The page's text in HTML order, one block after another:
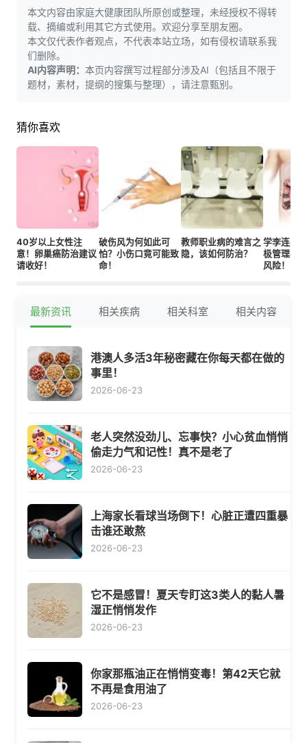
本文内容由家庭大健康团队所原创或整理，未经授权不得转
载、摘编或利用其它方式使用。欢迎分享至朋友圈。
本文仅代表作者观点，不代表本站立场，如有侵权请联系我
们删除。
AI内容声明： 本页内容撰写过程部分涉及AI（包括且不限于
题材，素材，提纲的搜集与整理），请注意甄别。
猜你喜欢
40岁以上女性注
意！卵巢癌防治建议
请收好！
破伤风为何如此可
怕？小伤口竟可能致
命！
教师职业病的难言之
隐，该如何防治？
学李连杰
极管理疾
风险！
最新资讯 相关疾病 相关科室 相关内容
港澳人多活3年秘密藏在你每天都在做的
事里！
2026-06-23
老人突然没劲儿、忘事快？小心贫血悄悄
偷走力气和记性！真不是老了
2026-06-23
上海家长看球当场倒下！心脏正遭四重暴
击谁还敢熬
2026-06-23
它不是感冒！夏天专盯这3类人的黏人暑
湿正悄悄发作
2026-06-23
你家那瓶油正在悄悄变毒！第42天它就
不再是食用油了
2026-06-23